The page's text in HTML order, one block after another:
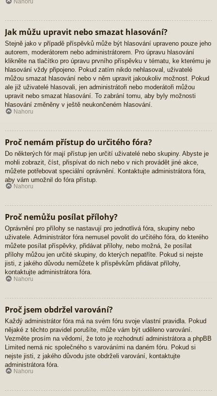
Nahoru
Jak můžu upravit nebo smazat hlasování?
Stejně jako v případě příspěvků může být hlasování upraveno pouze jeho
autorem, moderátorem nebo administrátorem. Pro úpravu hlasování
klikněte na tlačítko pro úpravu prvního příspěvku v tématu, ke kterému je
hlasování vždy připojeno. Pokud zatím nikdo nehlasoval, uživatelé
můžou smazat hlasování nebo v něm upravit jakoukoliv možnost. Pokud
ale již uživatelé hlasovali, jen administrátoři nebo moderátoři můžou
upravit nebo smazat hlasování. To zabrání tomu, aby byly možnosti
hlasování změněny v ještě neukončeném hlasování.
Nahoru
Proč nemám přístup do určitého fóra?
Do některých fór mají přístup jen určití uživatelé nebo skupiny. Abyste je
mohli zobrazit, číst, přispívat do nich nebo v nich provádět jiné akce,
můžete potřebovat speciální oprávnění. Kontaktujte administrátora fóra,
aby vám umožnil do fóra přístup.
Nahoru
Proč nemůžu posílat přílohy?
Oprávnění pro přílohy se nastavují pro jednotlivá fóra, skupiny nebo
uživatele. Administrátor fóra nemusel povolit do určitého fóra, do kterého
můžete posílat příspěvky, přidávat přílohy, nebo možná, že posílat
přílohy můžou jen určité skupiny, do kterých nepatříte. Pokud si nejste
jisti, z jakého důvodu nemůžete k příspěvkům přidávat přílohy,
kontaktujte administrátora fóra.
Nahoru
Proč jsem obdržel varování?
Každý administrátor fóra má na svém fóru svoje vlastní pravidla. Pokud
nějaké z těchto pravidel porušíte, může vám být uděleno varování.
Vezměte prosím na vědomí, že toto je rozhodnutí administrátora a phpBB
Limited nemá nic společného s varováními na daném fóru. Pokud si
nejste jisti, z jakého důvodu jste obdrželi varování, kontaktujte
administrátora fóra.
Nahoru